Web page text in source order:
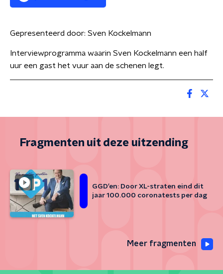
Gepresenteerd door: Sven Kockelmann
Interviewprogramma waarin Sven Kockelmann een half
uur een gast het vuur aan de schenen legt.
Fragmenten uit deze uitzending
GGD'en: Door XL-straten eind dit
jaar 100.000 coronatests per dag
Meer fragmenten